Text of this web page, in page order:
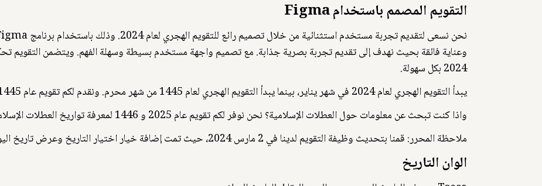
التقويم المصمم باستخدام Figma
وعناية فائقة بحيث نهدف إلى تقديم تجربة بصرية جذابة. مع تصميم واجهة مستخدم بسيطة وسهلة الفهم. ويتضمن
2024 بكل سهولة.
يبدأ التقويم الهجري لعام 2024 في شهر يناير، بينما يبدأ التقويم الهجري لعام 1445 من شهر محرم. ونقدم لكم تقويم عام 1445 لمعرفة المزيد عن الأشهر والأيام الهجرية.
واذا كنت تبحث عن معلومات حول العطلات الإسلامية؟ نحن نوفر لكم تقويم عام 2025 و 1446 لمعرفة تواريخ العطلات الإسلامية القادمة، مثل يوم عرفة وعيد الأضحى.
ملاحظة المحرر: قمنا بتحديث وظيفة التقويم لدينا في 2 مارس 2024، حيث تمت إضافة خيار اختيار التاريخ وعرض تاريخ اليوم السابق والغد أو أي يوم آخر.
الوان التاريخ